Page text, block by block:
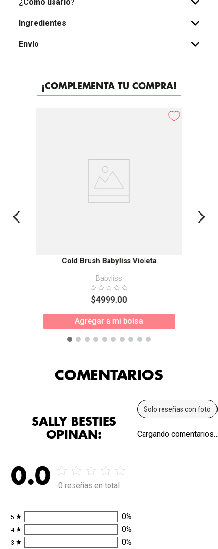
¿Cómo usarlo?
+
Ingredientes +
Envío +
¡COMPLEMENTA TU COMPRA!
Cold Brush Babyliss Violeta
Babyliss
$4999.00
Agregar a mi bolsa
COMENTARIOS
SALLY BESTIES
OPINAN:
0.0 0 reseñas en total
5 0%
4 0%
3 0%
Solo reseñas con foto
Cargando